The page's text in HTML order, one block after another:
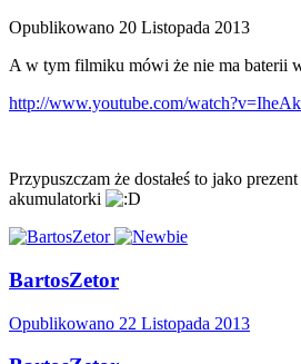
Opublikowano 20 Listopada 2013
A w tym filmiku mówi że nie ma baterii
http://www.youtube.com/
Przypuszczam że dostałeś to jako
akumulatorki
BartosZetor
Opublikowano 22 Listopada 2013